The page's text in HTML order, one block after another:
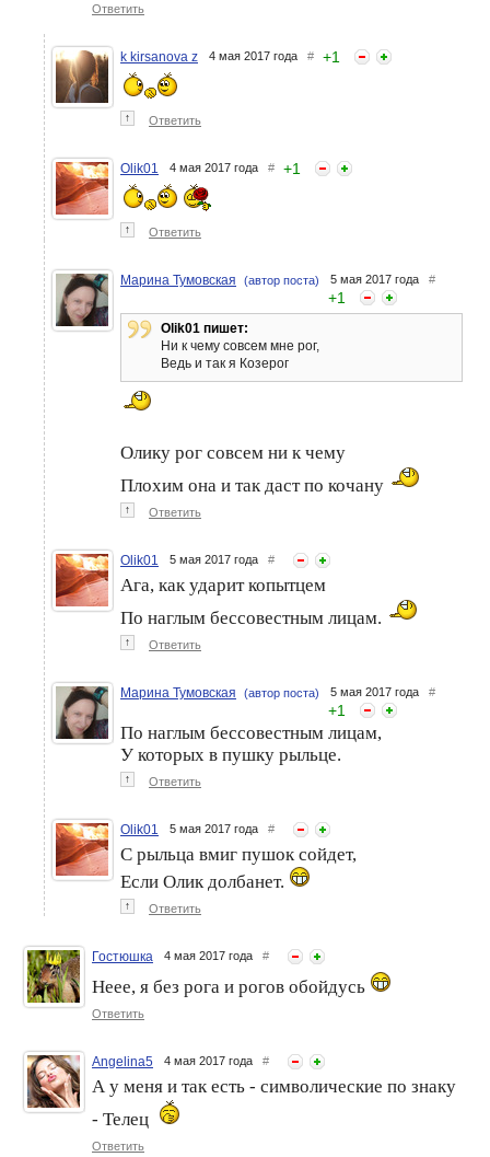
Новый год 2017 – год
Красного Огненного
Петуха! Аксессуары,
прическа, маникюр 2017!
Часть 4
Косы-розы – модный тренд
в прическах 2018
Ответить
k kirsanova z 4 мая 2017 года # +1
↑ Ответить
Olik01 4 мая 2017 года # +1
↑ Ответить
Марина Тумовская (автор поста) 5 мая 2017 года #
+1
Olik01 пишет:
Ни к чему совсем мне рог,
Ведь и так я Козерог
Олику рог совсем ни к чему
Плохим она и так даст по кочану
↑ Ответить
Olik01 5 мая 2017 года #
Ага, как ударит копытцем
По наглым бессовестным лицам.
↑ Ответить
Марина Тумовская (автор поста) 5 мая 2017 года #
+1
По наглым бессовестным лицам,
У которых в пушку рыльце.
↑ Ответить
Olik01 5 мая 2017 года #
С рыльца вмиг пушок сойдет,
Если Олик долбанет.
↑ Ответить
Гостюшка 4 мая 2017 года #
Неее, я без рога и рогов обойдусь
Ответить
Angelina5 4 мая 2017 года #
А у меня и так есть - символические по знаку
- Телец
Ответить